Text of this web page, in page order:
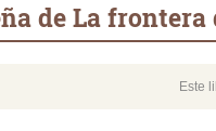
de La frontera
Este